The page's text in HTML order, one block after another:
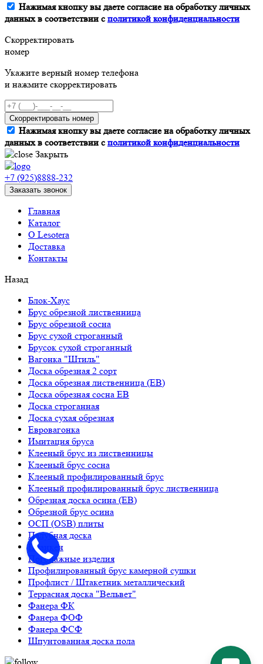
Нажимая кнопку вы даете согласие на обработку личных
данных в соответствии сполитикой конфиденциальности
Скорректировать
номер
Укажите верный номер телефона
и нажмите скорректировать
Скорректировать номер
Нажимая кнопку вы даете согласие на обработку личных
данных в соответствии сполитикой конфиденциальности
Закрыть
+7 (925)8888-232
Заказать звонок
Главная
Каталог
О Lesotera
Доставка
Контакты
Назад
Блок-Хаус
Брус обрезной лиственница
Брус обрезной сосна
Брус сухой строганный
Брусок сухой строганный
Вагонка "Штиль"
Доска обрезная 2 сорт
Доска обрезная лиственница (ЕВ)
Доска обрезная сосна ЕВ
Доска строганная
Доска сухая обрезная
Евровагонка
Имитация бруса
Клееный брус из лиственницы
Клееный брус сосна
Клееный профилированный брус
Клееный профилированный брус лиственница
Обрезная доска осина (ЕВ)
Обрезной брус осина
ОСП (OSB) плиты
Палубная доска
Планкен
Погонажные изделия
Профилированный брус камерной сушки
Профлист / Штакетник металлический
Террасная доска "Вельвет"
Фанера ФК
Фанера ФОФ
Фанера ФСФ
Шпунтованная доска пола